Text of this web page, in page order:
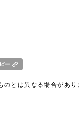
ー
とは異なる場合があり